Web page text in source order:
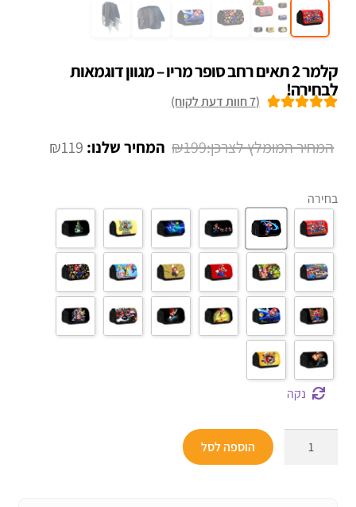
קלמר 2 תאים רחב סופר מריו – מגוון דוגמאות
לבחירה!
(
7חוות דעת לקוח)
₪199
המחיר
₪199.
₪119 המחיר
בחירה
נקה
הוספה לסל